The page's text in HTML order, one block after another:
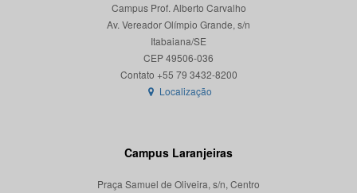
Campus Prof. Alberto Carvalho
Av. Vereador Olímpio Grande, s/n
Itabaiana/SE
CEP 49506-036
Localização
Campus Laranjeiras
Praça Samuel de Oliveira, s/n, Centro